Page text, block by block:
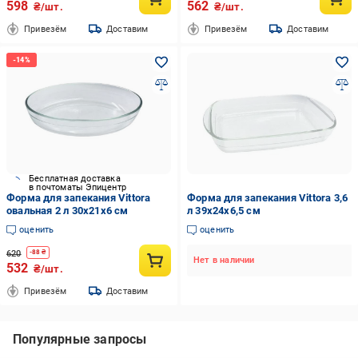
598 ₴/шт.
Привезём Доставим
562 ₴/шт.
Привезём Доставим
Бесплатная доставка
в почтоматы Эпицентр
Форма для запекания Vittora
овальная 2 л 30х21х6 см
оценить
620 -88 ₴
532 ₴/шт.
Привезём Доставим
Форма для запекания Vittora 3,6
л 39х24х6,5 см
оценить
Нет в наличии
Популярные запросы